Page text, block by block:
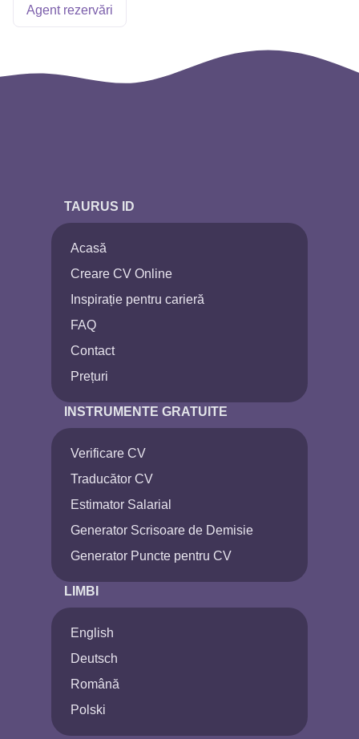
Agent rezervări
TAURUS ID
Acasă
Creare CV Online
Inspirație pentru carieră
FAQ
Contact
Prețuri
INSTRUMENTE GRATUITE
Verificare CV
Traducător CV
Estimator Salarial
Generator Scrisoare de Demisie
Generator Puncte pentru CV
LIMBI
English
Deutsch
Română
Polski